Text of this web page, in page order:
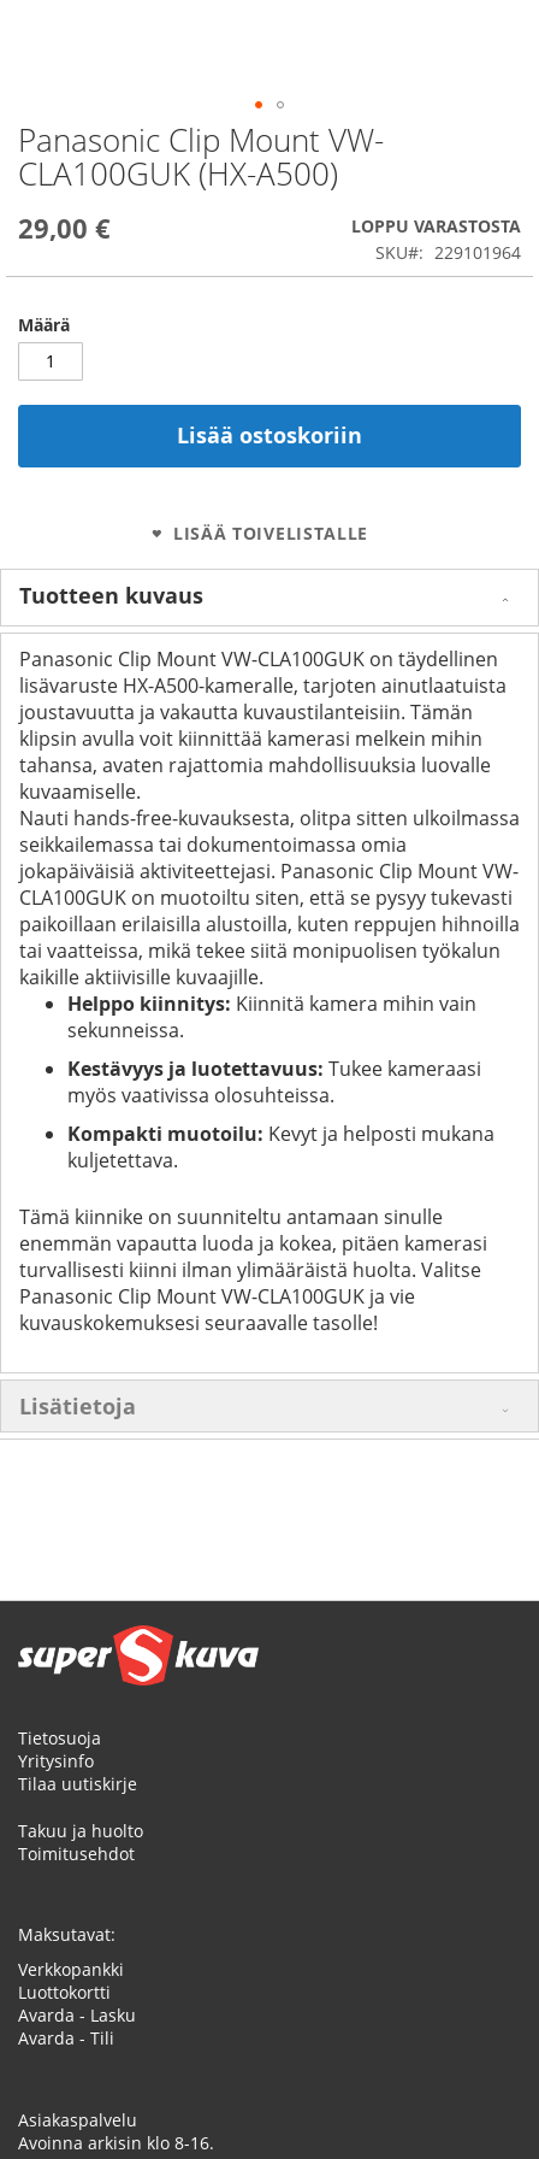
Panasonic Clip Mount VW-
CLA100GUK (HX-A500)
29,00 €
LOPPU VARASTOSTA
SKU
229101964
Määrä
Lisää ostoskoriin
LISÄÄ TOIVELISTALLE
Skip
to
the
of
Tuotteen kuvaus
Panasonic Clip Mount VW-CLA100GUK on täydellinen
lisävaruste HX-A500-kameralle, tarjoten ainutlaatuista
joustavuutta ja vakautta kuvaustilanteisiin. Tämän
klipsin avulla voit kiinnittää kamerasi melkein mihin
tahansa, avaten rajattomia mahdollisuuksia luovalle
kuvaamiselle.
Nauti hands-free-kuvauksesta, olitpa sitten ulkoilmassa
seikkailemassa tai dokumentoimassa omia
jokapäiväisiä aktiviteettejasi. Panasonic Clip Mount VW-
CLA100GUK on muotoiltu siten, että se pysyy tukevasti
paikoillaan erilaisilla alustoilla, kuten reppujen hihnoilla
tai vaatteissa, mikä tekee siitä monipuolisen työkalun
kaikille aktiivisille kuvaajille.
Helppo kiinnitys: Kiinnitä kamera mihin vain
sekunneissa.
Kestävyys ja luotettavuus: Tukee kameraasi
myös vaativissa olosuhteissa.
Kompakti muotoilu: Kevyt ja helposti mukana
kuljetettava.
Tämä kiinnike on suunniteltu antamaan sinulle
enemmän vapautta luoda ja kokea, pitäen kamerasi
turvallisesti kiinni ilman ylimääräistä huolta. Valitse
Panasonic Clip Mount VW-CLA100GUK ja vie
kuvauskokemuksesi seuraavalle tasolle!
Lisätietoja
Tietosuoja
Yritysinfo
Tilaa uutiskirje
Takuu ja huolto
Toimitusehdot
Maksutavat:
Verkkopankki
Luottokortti
Avarda - Lasku
Avarda - Tili
Asiakaspalvelu
Avoinna arkisin klo 8-16.